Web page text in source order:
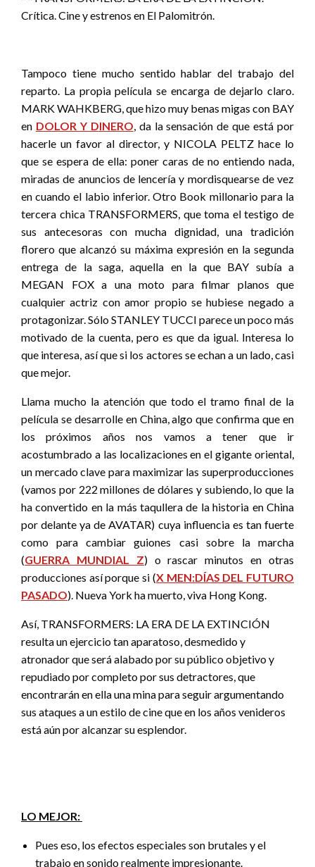
Tampoco tiene mucho sentido hablar del trabajo del
reparto. La propia película se encarga de dejarlo claro.
MARK WAHKBERG, que hizo muy benas migas con BAY
en DOLOR Y DINERO, da la sensación de que está por
hacerle un favor al director, y NICOLA PELTZ hace lo
que se espera de ella: poner caras de no entiendo nada,
miradas de anuncios de lencería y mordisquearse de vez
en cuando el labio inferior. Otro Book millonario para la
tercera chica TRANSFORMERS, que toma el testigo de
sus antecesoras con mucha dignidad, una tradición
florero que alcanzó su máxima expresión en la segunda
entrega de la saga, aquella en la que BAY subía a
MEGAN FOX a una moto para filmar planos que
cualquier actriz con amor propio se hubiese negado a
protagonizar. Sólo STANLEY TUCCI parece un poco más
motivado de la cuenta, pero es que da igual. Interesa lo
que interesa, así que si los actores se echan a un lado, casi
que mejor.
Llama mucho la atención que todo el tramo final de la
película se desarrolle en China, algo que confirma que en
los próximos años nos vamos a tener que ir
acostumbrado a las localizaciones en el gigante oriental,
un mercado clave para maximizar las superproducciones
(vamos por 222 millones de dólares y subiendo, lo que la
ha convertido en la más taqullera de la historia en China
por delante ya de AVATAR) cuya influencia es tan fuerte
como para cambiar guiones casi sobre la marcha
(GUERRA MUNDIAL Z) o rascar minutos en otras
producciones así porque si (X MEN:DÍAS DEL FUTURO
PASADO). Nueva York ha muerto, viva Hong Kong.
Así, TRANSFORMERS: LA ERA DE LA EXTINCIÓN
resulta un ejercicio tan aparatoso, desmedido y
atronador que será alabado por su público objetivo y
repudiado por completo por sus detractores, que
encontrarán en ella una mina para seguir argumentando
sus ataques a un estilo de cine que en los años venideros
está aún por alcanzar su esplendor.
LO MEJOR:
Pues eso, los efectos especiales son brutales y el
trabajo en sonido realmente impresionante.